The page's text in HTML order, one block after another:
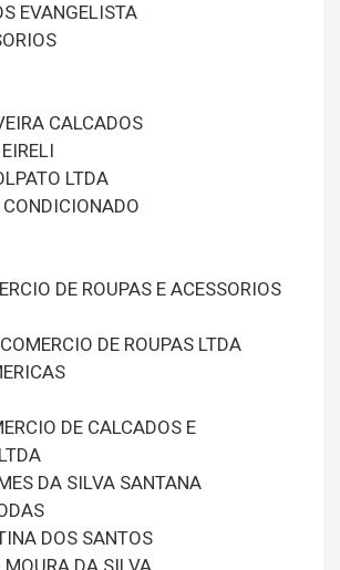
EVANGELISTA
CALCADOS
LTDA
DE ROUPAS E ACESSORIOS
DE ROUPAS LTDA
DE CALCADOS E
DA SILVA SANTANA
DOS SANTOS